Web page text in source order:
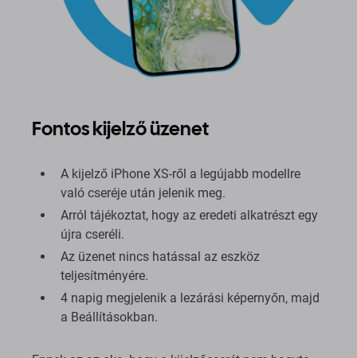
Fontos kijelző üzenet
A kijelző iPhone XS-ről a legújabb modellre
való cseréje után jelenik meg.
Arról tájékoztat, hogy az eredeti alkatrészt egy
újra cseréli.
Az üzenet nincs hatással az eszköz
teljesítményére.
4 napig megjelenik a lezárási képernyőn, majd
a Beállításokban.